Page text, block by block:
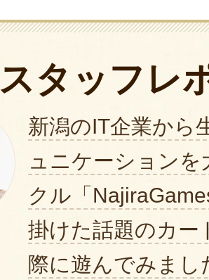
スタッフレ
新潟のIT企業から
ュニケーション
クル「
掛けた話題のカー
際に遊んでみまし